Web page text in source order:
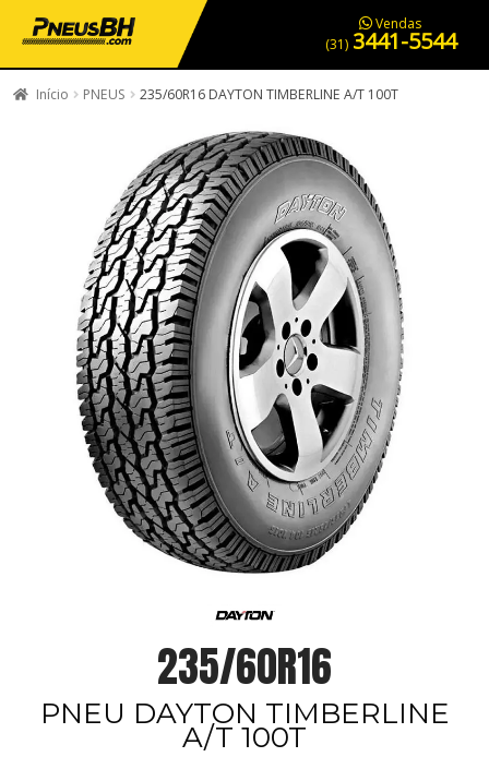
PNEUS EM OFERTA SERVIÇOS AUTOMOTIVOS NOSSA LOJA
Vendas
(31) 3441-5544
Início PNEUS 235/60R16 DAYTON TIMBERLINE A/T 100T
235/60R16
PNEU DAYTON TIMBERLINE
A/T 100T